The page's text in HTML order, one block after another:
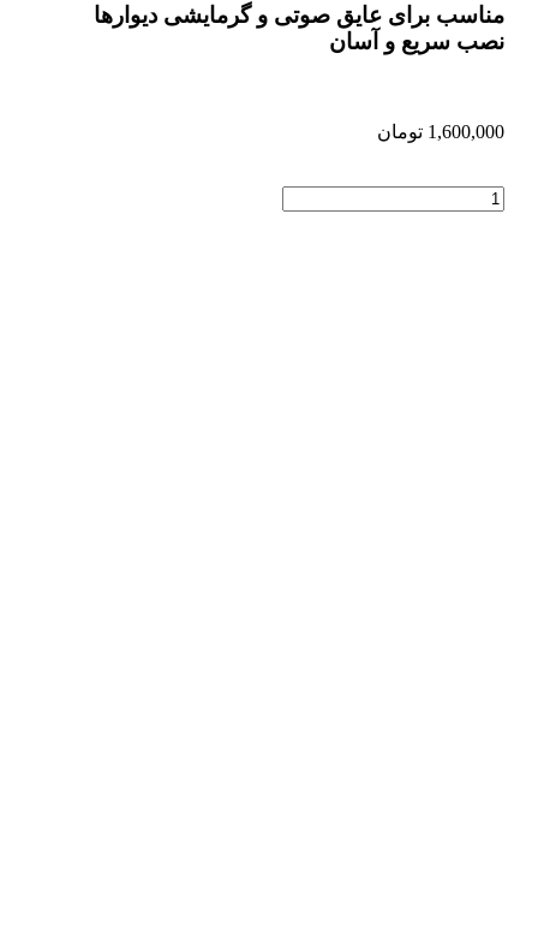
مناسب برای عایق صوتی و گرمایشی دیوارها
نصب سریع و آسان
1,600,000 تومان